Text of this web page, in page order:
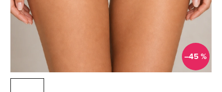
–45 %